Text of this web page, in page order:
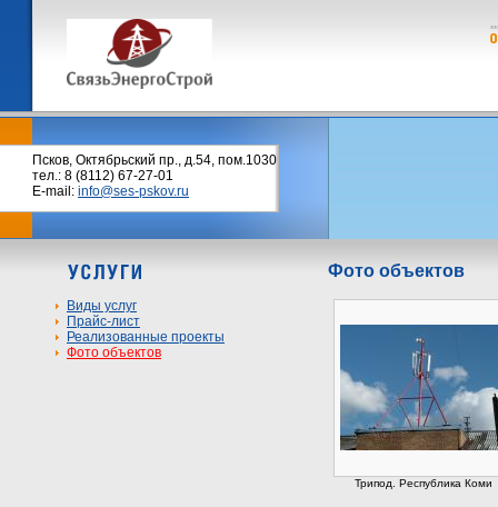
Псков, Октябрьский пр., д.54, пом.1030
тел.: 8 (8112) 67-27-01
E-mail: info@ses-pskov.ru
Виды услуг
Прайс-лист
Реализованные проекты
Фото объектов
Фото объектов
Трипод. Республика Коми